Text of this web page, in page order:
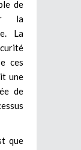
de
la
La
ces
une
de
que